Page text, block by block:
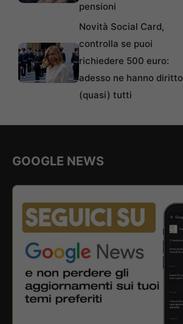
pensioni
Novità Social Card,
controlla se puoi
richiedere 500 euro:
adesso ne hanno diritto
(quasi) tutti
GOOGLE NEWS